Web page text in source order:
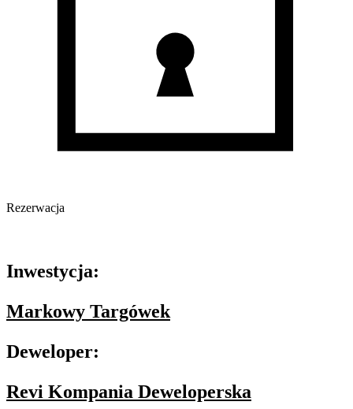
Rezerwacja
Inwestycja:
Markowy Targówek
Deweloper:
Revi Kompania Deweloperska